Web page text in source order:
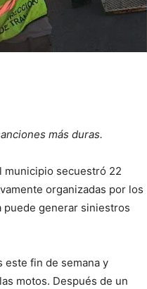
más duras.
municipio secuestró 22
organizadas por los
puede generar siniestros
este fin de semana y
motos. Después de un